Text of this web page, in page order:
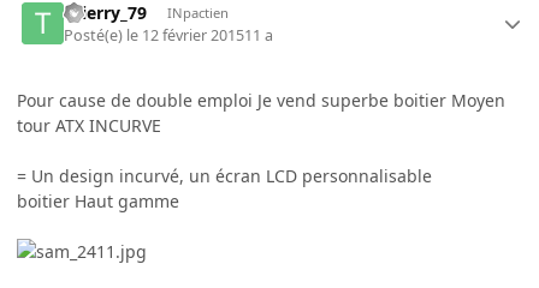
thierry_79 INpactien
Posté(e) le 12 février 201511 a
Pour cause de double emploi Je vend superbe boitier Moyen
tour ATX INCURVE
= Un design incurvé, un écran LCD personnalisable
boitier Haut gamme